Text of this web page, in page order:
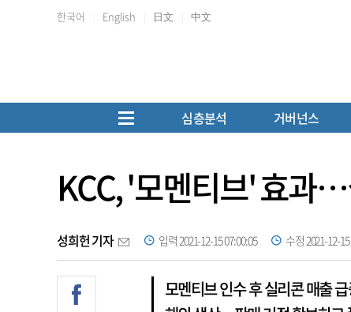
한국어 English 日文 中文
심층분석 거버넌스
KCC, '모멘티브' 효과
성희헌 기자 입력 2021-12-15 07:00:05 수정 2021-12-
모멘티브 인수 후 실리콘 매출